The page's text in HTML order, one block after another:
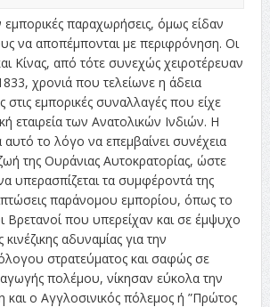
εμπορικές παραχωρήσεις, όμως είδαν
να αποπέμπονται με περιφρόνηση. Οι
Κίνας, από τότε συνεχώς χειροτέρευαν
χρονιά που τελείωνε η άδεια
στις εμπορικές συναλλαγές που είχε
εταιρεία των Ανατολικών Ινδιών. Η
αυτό το λόγο να επεμβαίνει συνέχεια
της Ουράνιας Αυτοκρατορίας, ώστε
υπερασπίζεται τα συμφέροντά της
παράνομου εμπορίου, όπως το
Βρετανοί που υπερείχαν και σε έμψυχο
κινέζικης αδυναμίας για την
στρατεύματος και σαφώς σε
πολέμου, νίκησαν εύκολα την
και ο Αγγλοσινικός πόλεμος ή ”Πρώτος